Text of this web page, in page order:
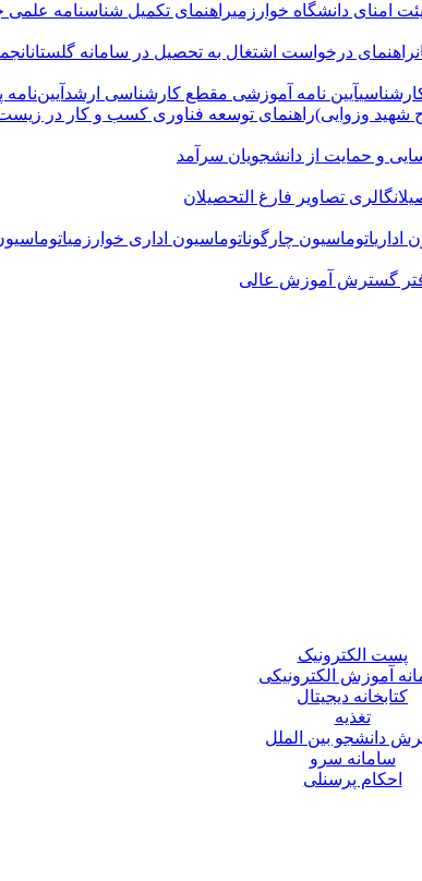
امنای دانشگاه خوارزمیراهنمای تکمیل شناسنامه علمی
راهنمای درخواست اشتغال به تحصیل در سامانه گلستان
آیین نامه آموزشی مقطع کارشناسی ارشد
راهنمای توسعه فناوری کسب و کار در
و حمایت از دانشجویان سرآمد
گالری تصاویر فارغ التحصیلان
اداریاتوماسیون چارگوناتوماسیون اداری خوارزمی
گسترش آموزش عالی
پست الکترونیک
آموزش الکترونیکی
کتابخانه دیجیتال
تغذیه
دانشجو بین الملل
سامانه سرو
احکام پرسنلی